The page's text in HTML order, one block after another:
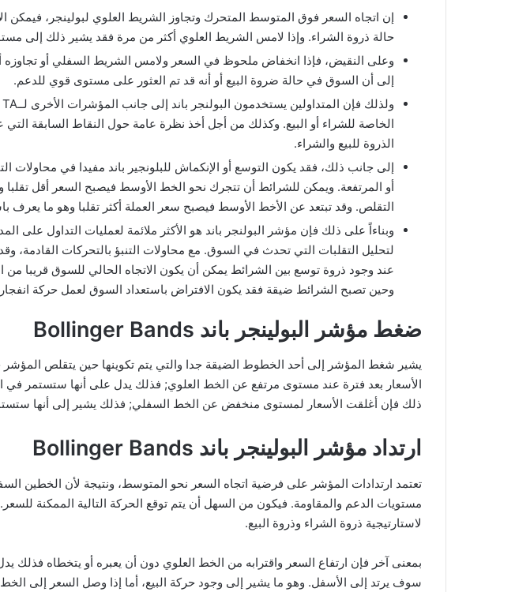
إن اتجاه السعر فوق المتوسط المتحرك وتجاوز الشريط العلوي لبولينجر، فيمكن
حالة ذروة الشراء. وإذا لامس الشريط العلوي أكثر من مرة فقد يشير ذلك إلى
وعلى النقيض، فإذا انخفاض ملحوظ في السعر ولامس الشريط السفلي أو تجاوزه
إلى أن السوق في حالة ضروة البيع أو أنه قد تم العثور على مستوى قوي للدعم.
الخاصة للشراء أو البيع. وكذلك من أجل أخذ نظرة عامة حول النقاط السابقة
الذروة للبيع والشراء.
إلى جانب ذلك، فقد يكون التوسع أو الإنكماش للبلونجير باند مفيدا في محاولات
أو المرتفعة. ويمكن للشرائط أن تتجرك نحو الخط الأوسط فيصبح السعر أقل
التقلص. وقد تبتعد عن الأخط الأوسط فيصبح سعر العملة أكثر تقلبا وهو ما يعرف
وبناءاً على ذلك فإن مؤشر البولنجر باند هو الأكثر ملائمة لعمليات التداول على
لتحليل التقلبات التي تحدث في السوق. مع محاولات التنبؤ بالتحركات القادمة،
عند وجود ذروة توسع بين الشرائط يمكن أن يكون الاتجاه الحالي للسوق قريبا من
وحين تصبح الشرائط ضيقة فقد يكون الافتراض باستعداد السوق لعمل حركة
ضغط مؤشر البولينجر باند Bollinger Bands
يشير شغط المؤشر إلى أحد الخطوط الضيقة جدا والتي يتم تكوينها حين يتقلص المؤشر
الأسعار بعد فترة عند مستوى مرتفع عن الخط العلوي; فذلك يدل على أنها ستستمر في
ذلك فإن أغلقت الأسعار لمستوى منخفض عن الخط السفلي; فذلك يشير إلى أنها
ارتداد مؤشر البولينجر باند Bollinger Bands
تعتمد ارتدادات المؤشر على فرضية اتجاه السعر نحو المتوسط، ونتيجة لأن الخطين
مستويات الدعم والمقاومة. فيكون من السهل أن يتم توقع الحركة التالية الممكنة
لاستارتيجية ذروة الشراء وذروة البيع.
بمعنى آخر فإن ارتفاع السعر واقترابه من الخط العلوي دون أن يعبره أو يتخطاه فذلك
سوف يرتد إلى الأسفل. وهو ما يشير إلى وجود حركة البيع، أما إذا وصل السعر إلى